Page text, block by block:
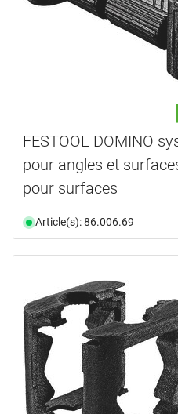
FESTOOL DOMINO
pour angles et
pour surfaces
Article(s): 86.006.69